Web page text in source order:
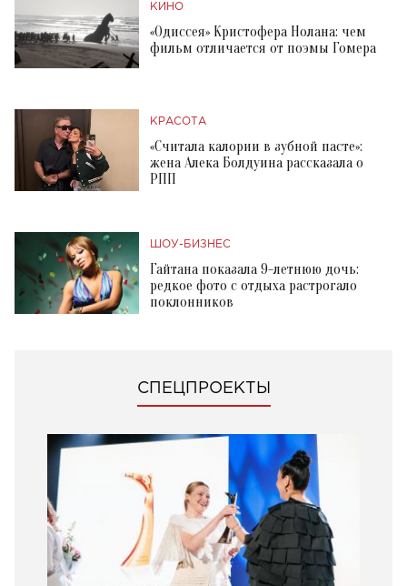
КИНО
«Одиссея» Кристофера Нолана: чем
фильм отличается от поэмы Гомера
КРАСОТА
«Считала калории в зубной пасте»:
жена Алека Болдуина рассказала о
РПП
ШОУ-БИЗНЕС
Гайтана показала 9-летнюю дочь:
редкое фото с отдыха растрогало
поклонников
СПЕЦПРОЕКТЫ